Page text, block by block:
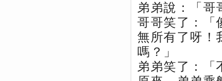
弟弟說：「哥
哥哥笑了：「
無所有了呀！
嗎？」
弟弟笑了：「